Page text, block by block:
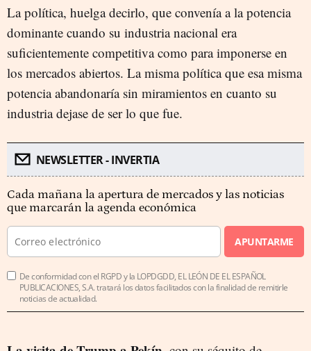
La política, huelga decirlo, que convenía a la potencia
dominante cuando su industria nacional era
suficientemente competitiva como para imponerse en
los mercados abiertos. La misma política que esa misma
potencia abandonaría sin miramientos en cuanto su
industria dejase de ser lo que fue.
NEWSLETTER - INVERTIA
Cada mañana la apertura de mercados y las noticias
que marcarán la agenda económica
APUNTARME
De conformidad con el RGPD y la LOPDGDD, EL LEÓN DE EL ESPAÑOL
PUBLICACIONES, S.A. tratará los datos facilitados con la finalidad de remitirle
noticias de actualidad.